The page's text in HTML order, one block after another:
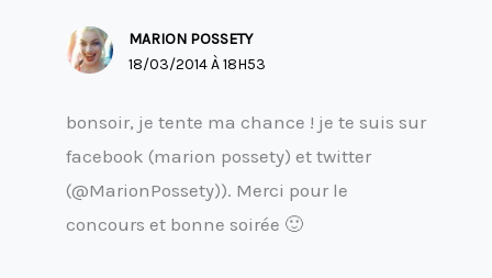
MARION POSSETY
18/03/2014 À 18H53
bonsoir, je tente ma chance ! je te suis sur
facebook (marion possety) et twitter
(@MarionPossety)). Merci pour le
concours et bonne soirée 🙂